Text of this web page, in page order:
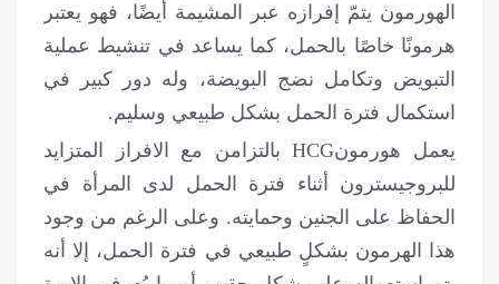
الهورمون يتمّ إفرازه عبر المشيمة أيضًا، فهو يعتبر
هرمونًا خاصًا بالحمل، كما يساعد في تنشيط عملية
التبويض وتكامل نضج البويضة، وله دور كبير في
استكمال فترة الحمل بشكل طبيعي وسليم.
يعمل هورمونHCG بالتزامن مع الافراز المتزاید
للبروجیسترون أثناء فترة الحمل لدى المرأة في
الحفاظ على الجنين وحمايته. وعلى الرغم من وجود
هذا الهرمون بشكلٍ طبيعي في فترة الحمل، إلا أنه